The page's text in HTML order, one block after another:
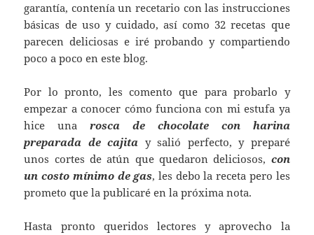
garantía, contenía un recetario con las instrucciones
básicas de uso y cuidado, así como 32 recetas que
parecen deliciosas e iré probando y compartiendo
poco a poco en este blog.
Por lo pronto, les comento que para probarlo y
empezar a conocer cómo funciona con mi estufa ya
hice unarosca de chocolate con harina
preparada de cajita y salió perfecto, y preparé
unos cortes de atún que quedaron deliciosos, con
un costo mínimo de gas, les debo la receta pero les
prometo que la publicaré en la próxima nota.
Hasta pronto queridos lectores y aprovecho la